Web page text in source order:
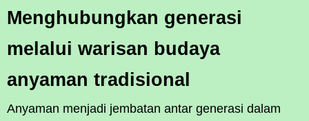
Menghubungkan generasi
melalui warisan budaya
anyaman tradisional
Anyaman menjadi jembatan antar generasi dalam